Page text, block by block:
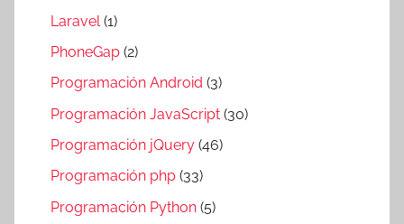
Laravel (1)
PhoneGap (2)
Programación Android (3)
Programación JavaScript (30)
Programación jQuery (46)
Programación php (33)
Programación Python (5)